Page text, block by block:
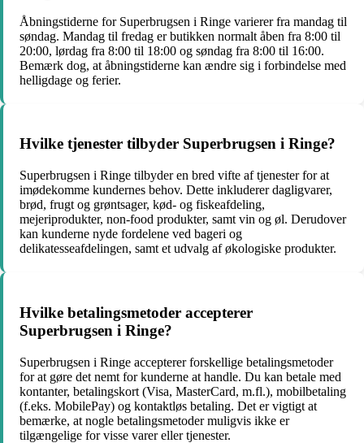
Åbningstiderne for Superbrugsen i Ringe varierer fra mandag til
søndag. Mandag til fredag er butikken normalt åben fra 8:00 til
20:00, lørdag fra 8:00 til 18:00 og søndag fra 8:00 til 16:00.
Bemærk dog, at åbningstiderne kan ændre sig i forbindelse med
helligdage og ferier.
Hvilke tjenester tilbyder Superbrugsen i Ringe?
Superbrugsen i Ringe tilbyder en bred vifte af tjenester for at
imødekomme kundernes behov. Dette inkluderer dagligvarer,
brød, frugt og grøntsager, kød- og fiskeafdeling,
mejeriprodukter, non-food produkter, samt vin og øl. Derudover
kan kunderne nyde fordelene ved bageri og
delikatesseafdelingen, samt et udvalg af økologiske produkter.
Hvilke betalingsmetoder accepterer
Superbrugsen i Ringe?
Superbrugsen i Ringe accepterer forskellige betalingsmetoder
for at gøre det nemt for kunderne at handle. Du kan betale med
kontanter, betalingskort (Visa, MasterCard, m.fl.), mobilbetaling
(f.eks. MobilePay) og kontaktløs betaling. Det er vigtigt at
bemærke, at nogle betalingsmetoder muligvis ikke er
tilgængelige for visse varer eller tjenester.